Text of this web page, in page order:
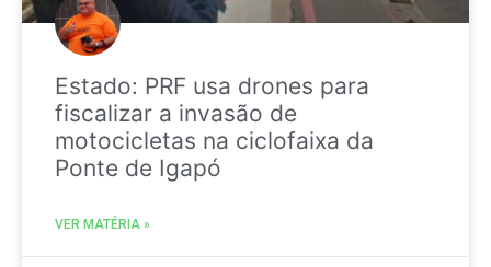
Estado: PRF usa drones para
fiscalizar a invasão de
motocicletas na ciclofaixa da
Ponte de Igapó
VER MATÉRIA »